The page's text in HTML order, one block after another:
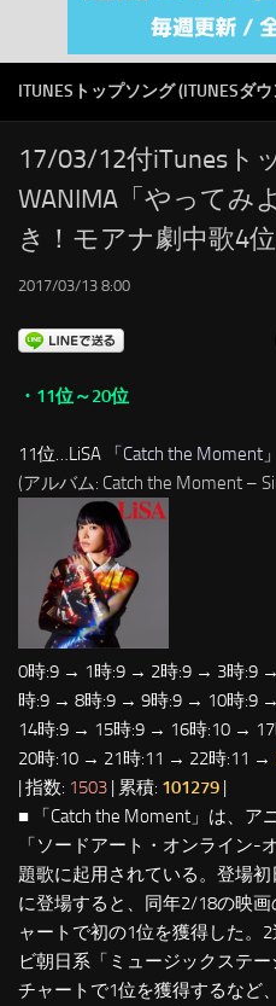
RSS
LINKS
ITUNESトップソング (ITUNESダ
17/03/12付iTunesト
WANIMA「やってみ
き！モアナ劇中歌4
2017/03/13 8:00
・11位～20位
11位…LiSA 「Catch the Moment 」
(アルバム: Catch the Moment –
0時:9 → 1時:9 → 2時:9 → 3時:9
時:9 → 8時:9 → 9時:9 → 10時:9
14時:9 → 15時:9 → 16時:10 →
20時:10 → 21時:11 → 22時:11 →
| 指数: 1503 | 累積: 101279 |
■ 「Catch the Moment」は、
「ソードアート・オンライン-
題歌に起用されている。登場
に登場すると、同年2/18の映
ャートで初の1位を獲得した。
ビ朝日系「ミュージックステ
チャートで1位を獲得するなど